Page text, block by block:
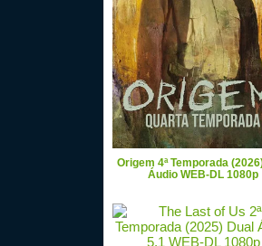
Origem 4ª Temporada
Áudio WEB-DL 1080p